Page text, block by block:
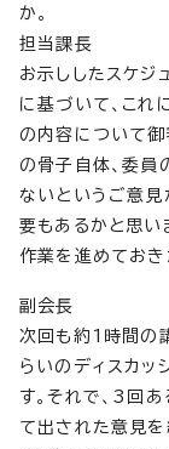
か。
担当課長
お示ししたスケジ
に基づいて、これ
の内容について御
の骨子自体、委員
ないというご意見
要もあるかと思い
作業を進めておき
副会長
次回も約1時間の
らいのディスカッ
す。それで、3回
て出された意見を